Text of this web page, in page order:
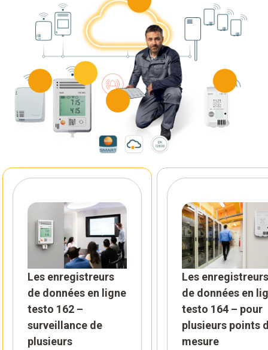
Les enregistreurs
de données en ligne
testo 162 –
surveillance de
plusieurs
Les enregistreurs
de données en
testo 164 – pour
plusieurs points
mesure